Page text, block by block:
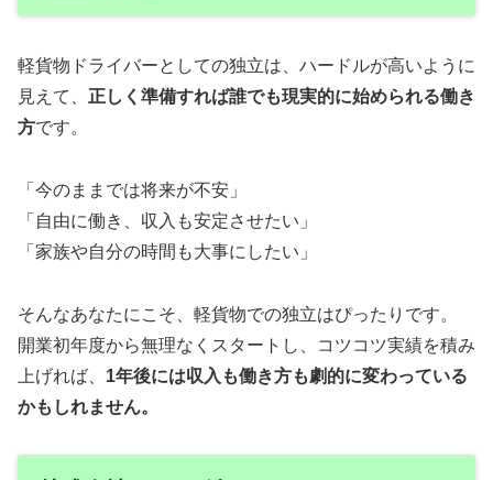
軽貨物ドライバーとしての独立は、ハードルが高いように
見えて、 正しく準備すれば誰でも現実的に始められる働き
方です。
「今のままでは将来が不安」
「自由に働き、収入も安定させたい」
「家族や自分の時間も大事にしたい」
そんなあなたにこそ、軽貨物での独立はぴったりです。
開業初年度から無理なくスタートし、コツコツ実績を積み
上げれば、 1年後には収入も働き方も劇的に変わっている
かもしれません。